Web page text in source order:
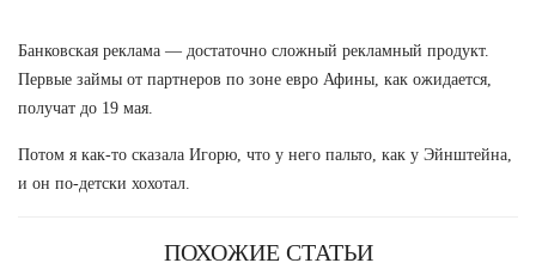
Банковская реклама — достаточно сложный рекламный продукт.
Первые займы от партнеров по зоне евро Афины, как ожидается,
получат до 19 мая.
Потом я как-то сказала Игорю, что у него пальто, как у Эйнштейна,
и он по-детски хохотал.
ПОХОЖИЕ СТАТЬИ